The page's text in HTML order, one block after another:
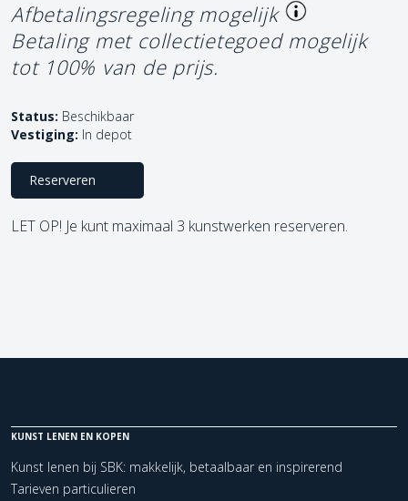
Afbetalingsregeling mogelijk
Betaling met collectietegoed mogelijk
tot 100% van de prijs.
Status: Beschikbaar
Vestiging: In depot
Reserveren
LET OP! Je kunt maximaal 3 kunstwerken reserveren.
KUNST LENEN EN KOPEN
Kunst lenen bij SBK: makkelijk, betaalbaar en inspirerend
Tarieven particulieren